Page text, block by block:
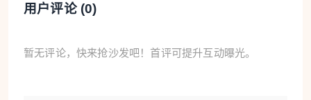
用户评论 (0)
暂无评论，快来抢沙发吧！首评可提升互动曝光。